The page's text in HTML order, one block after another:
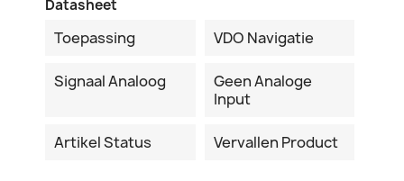
Datasheet
Toepassing VDO Navigatie
Signaal Analoog
Geen Analoge
Input
Artikel Status Vervallen Product